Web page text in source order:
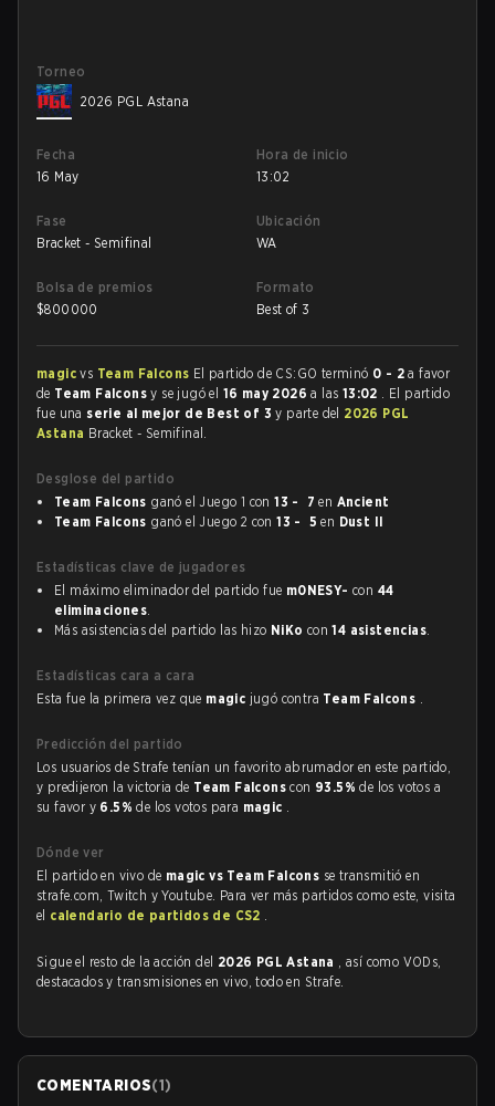
Torneo
2026 PGL Astana
Fecha
16 May
Hora de inicio
13:02
Fase
Bracket - Semifinal
Ubicación
WA
Bolsa de premios
$800000
Formato
Best of 3
magicvs Team Falcons El partido de CS:GO terminó 0 - 2 a favor
de Team Falconsy se jugó el 16 may 2026a las 13:02 . El partido
fue una serie al mejor de Best of 3y parte del 2026 PGL
Astana Bracket - Semifinal.
Desglose del partido
Team Falcons ganó el Juego 1 con13 - 7 en Ancient
Team Falcons ganó el Juego 2 con13 - 5 en Dust II
Estadísticas clave de jugadores
El máximo eliminador del partido fue m0NESY- con 44
eliminaciones.
Más asistencias del partido las hizo NiKo con14 asistencias.
Estadísticas cara a cara
Esta fue la primera vez que magic jugó contra Team Falcons .
Predicción del partido
Los usuarios de Strafe tenían un favorito abrumador en este partido,
y predijeron la victoria de Team Falconscon 93.5%de los votos a
su favor y 6.5%de los votos para magic .
Dónde ver
El partido en vivo de magic vs Team Falcons se transmitió en
strafe.com, Twitch y Youtube. Para ver más partidos como este, visita
el calendario de partidos de CS2 .
Sigue el resto de la acción del 2026 PGL Astana , así como VODs,
destacados y transmisiones en vivo, todo en Strafe.
COMENTARIOS(1)